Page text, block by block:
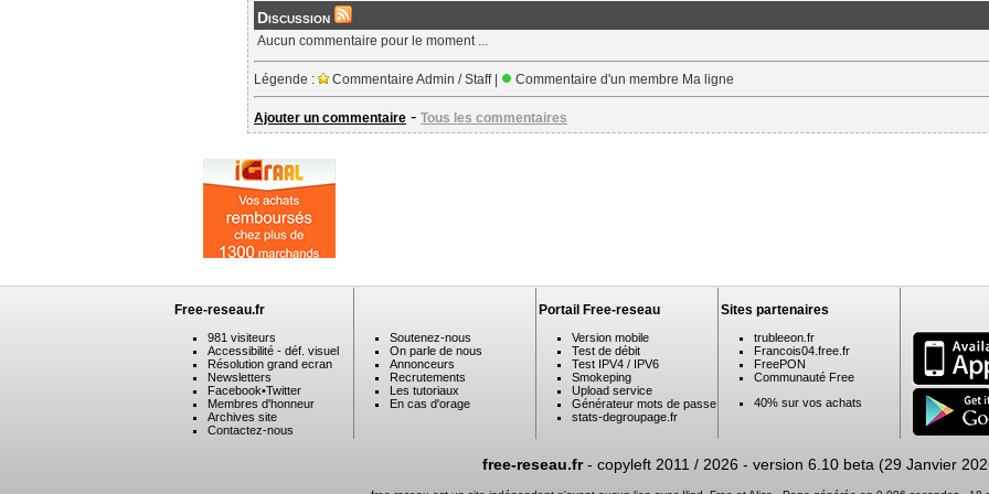
Discussion
Aucun commentaire pour le moment ...
Légende : Commentaire Admin / Staff | Commentaire d'un membre Ma ligne
Ajouter un commentaire - Tous les commentaires
Free-reseau.fr
981 visiteurs
Accessibilité - déf. visuel
Résolution grand ecran
Newsletters
Facebook•Twitter
Membres d'honneur
Archives site
Contactez-nous
Soutenez-nous
On parle de nous
Annonceurs
Recrutements
Les tutoriaux
En cas d'orage
Portail Free-reseau
Version mobile
Test de débit
Test IPV4 / IPV6
Smokeping
Upload service
Générateur mots de passe
stats-degroupage.fr
Sites partenaires
trubleeon.fr
Francois04.free.fr
FreePON
Communauté Free
40% sur vos achats
free-reseau.fr- copyleft 2011 / 2026 - version 6.10 beta (29 Janvier